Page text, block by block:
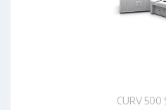
CURV 500